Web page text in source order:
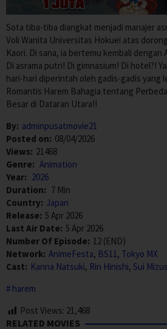
Sota tiba-tiba diangkat menjadi manajer
Voli Wanita Universitas Hokuei atas
Kaori. Di sana, ia bertemu kembali
Di asrama putri! Di gimnasium! Di hotel?!
hari-hari diperintah oleh gadis-gadis yang
Romantis Harem Bahagia tentang
Besar di Dataran Utara!!
By: adminpusatmovie21
Posted on: 08/04/2026
Views: 21468
Genre: Animation
Year: 2026
Duration: 7 Min
Country: Japan
Release: 5 Apr 2026
Last Air Date: 5 Apr 2026
Number Of Episode: 12 (END)
Network: AnimeFesta, BS11, Tokyo MX
Cast: Kanna Natsuki, Rin Hinishi, Sui
harem
Post Views: 21,468
RELATED MOVIES